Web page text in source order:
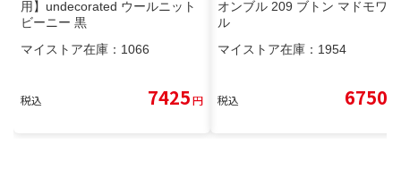
用】undecorated ウールニット
ビーニー 黒
マイストア在庫： 1066
税込 7425円
オンブル 209 ブトン マドモワゼ
ル
マイストア在庫： 1954
税込 6750